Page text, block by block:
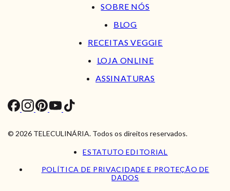
SOBRE NÓS
BLOG
RECEITAS VEGGIE
LOJA ONLINE
ASSINATURAS
© 2026 TELECULINÁRIA. Todos os direitos reservados.
ESTATUTO EDITORIAL
POLÍTICA DE PRIVACIDADE E PROTEÇÃO DE
DADOS